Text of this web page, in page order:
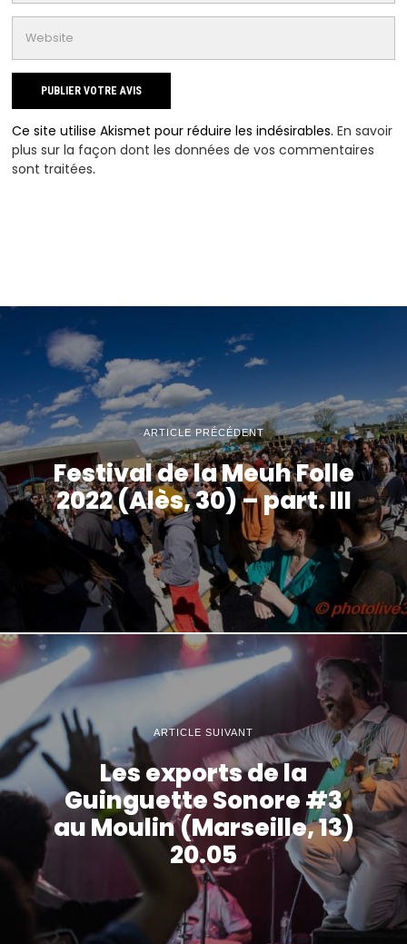
Ce site utilise Akismet pour réduire les indésirables.En savoir
plus sur la façon dont les données de vos commentaires
sont traitées.
ARTICLE PRÉCÉDENT
Festival de la Meuh Folle
2022 (Alès, 30) – part. III
ARTICLE SUIVANT
Les exports de la
Guinguette Sonore #3
au Moulin (Marseille, 13)
20.05